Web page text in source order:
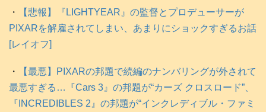
・
【悲報】『LIGHTYEAR』の監督とプロデューサーが
PIXARを解雇されてしまい、あまりにショックすぎるお話
[レイオフ]
・
【最悪】PIXARの邦題で続編のナンバリングが外されて
最悪すぎる…『Cars 3』の邦題が“カーズ クロスロード”、
『INCREDIBLES 2』の邦題が“インクレディブル・ファミ